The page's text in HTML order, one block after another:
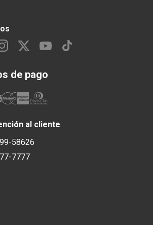
de pago
al cliente
58626
7777